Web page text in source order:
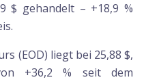
$ gehandelt – +18,9 %
(EOD) liegt bei 25,88 $,
+36,2 % seit dem